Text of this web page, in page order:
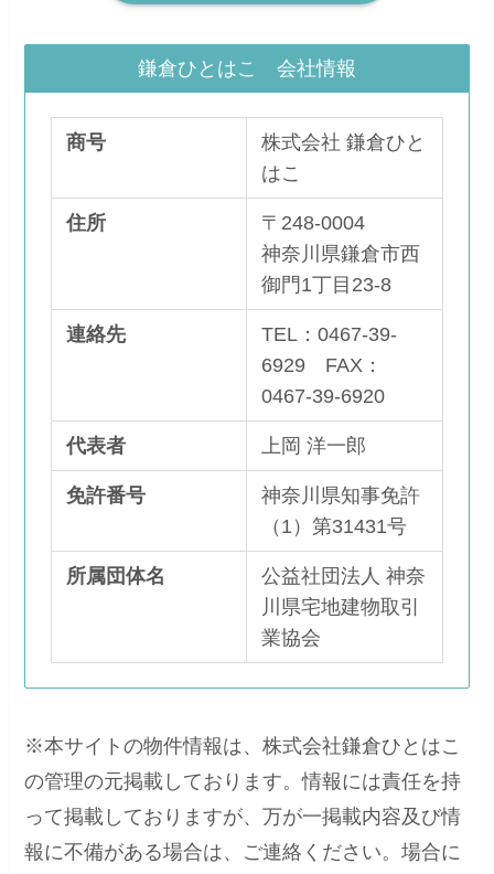
鎌倉ひとはこ 会社情報
商号
株式会社 鎌倉ひと
はこ
住所
〒248-0004
神奈川県鎌倉市西
御門1丁目23-8
連絡先
TEL：0467-39-
6929 FAX：
0467-39-6920
代表者 上岡 洋一郎
免許番号
神奈川県知事免許
（1）第31431号
所属団体名
公益社団法人 神奈
川県宅地建物取引
業協会
※本サイトの物件情報は、株式会社鎌倉ひとはこ
の管理の元掲載しております。情報には責任を持
って掲載しておりますが、万が一掲載内容及び情
報に不備がある場合は、ご連絡ください。場合に